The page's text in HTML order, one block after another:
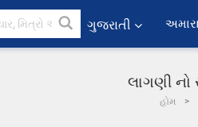
ગુજરાતી
લાગણી નો
હોમ